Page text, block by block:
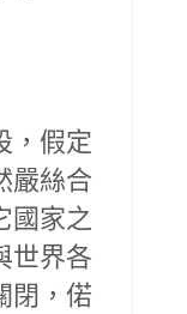
，假定
嚴絲合
國家之
世界各
閉，偌